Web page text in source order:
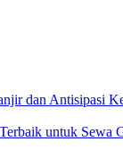
dan Antisipasi
untuk Sewa